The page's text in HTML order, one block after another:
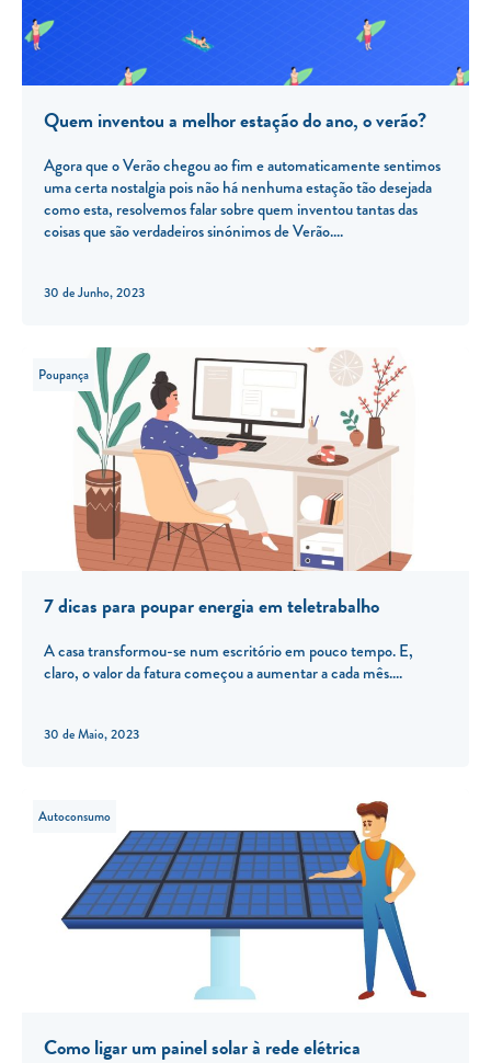
Quem inventou a melhor estação do ano, o verão?
Agora que o Verão chegou ao fim e automaticamente sentimos
uma certa nostalgia pois não há nenhuma estação tão desejada
como esta, resolvemos falar sobre quem inventou tantas das
coisas que são verdadeiros sinónimos de Verão.
30 de Junho, 2023
Poupança
7 dicas para poupar energia em teletrabalho
A casa transformou-se num escritório em pouco tempo. E,
claro, o valor da fatura começou a aumentar a cada mês.
30 de Maio, 2023
Autoconsumo
Como ligar um painel solar à rede elétrica